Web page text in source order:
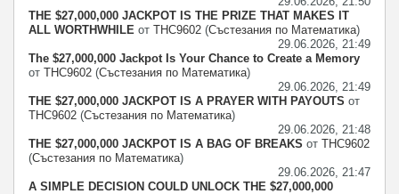
THE $27,000,000 JACKPOT IS THE PRIZE THAT MAKES IT
ALL WORTHWHILE от THC9602 (Състезания по Математика)
29.06.2026, 21:49
The $27,000,000 Jackpot Is Your Chance to Create a Memory
от
THC9602 (Състезания по Математика)
29.06.2026, 21:49
THE $27,000,000 JACKPOT IS A PRAYER WITH PAYOUTS от
THC9602 (Състезания по Математика)
29.06.2026, 21:48
THE $27,000,000 JACKPOT IS A BAG OF BREAKS от
THC9602
(Състезания по Математика)
29.06.2026, 21:47
A SIMPLE DECISION COULD UNLOCK THE $27,000,000